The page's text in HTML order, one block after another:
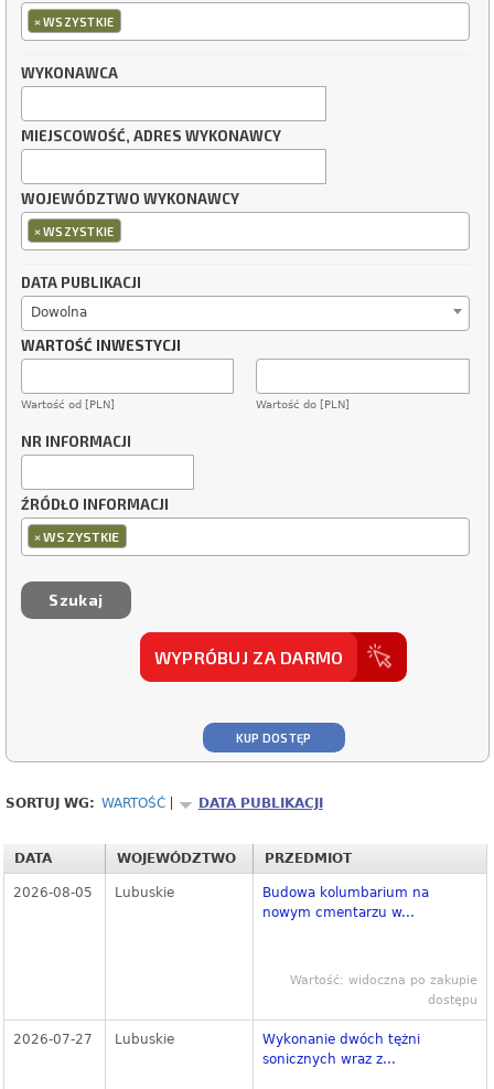
×WSZYSTKIE
WYKONAWCA
MIEJSCOWOŚĆ, ADRES WYKONAWCY
WOJEWÓDZTWO WYKONAWCY
×WSZYSTKIE
DATA PUBLIKACJI
Dowolna
WARTOŚĆ INWESTYCJI
Wartość od [PLN] Wartość do [PLN]
NR INFORMACJI
ŹRÓDŁO INFORMACJI
×WSZYSTKIE
WYPRÓBUJ ZA DARMO
KUP DOSTĘP
SORTUJ WG: WARTOŚĆ DATA PUBLIKACJI
DATA WOJEWÓDZTWO PRZEDMIOT
2026-08-05 Lubuskie
Budowa kolumbarium na
nowym cmentarzu w...
Wartość: widoczna po zakupie
dostępu
2026-07-27 Lubuskie
Wykonanie dwóch tężni
sonicznych wraz z...